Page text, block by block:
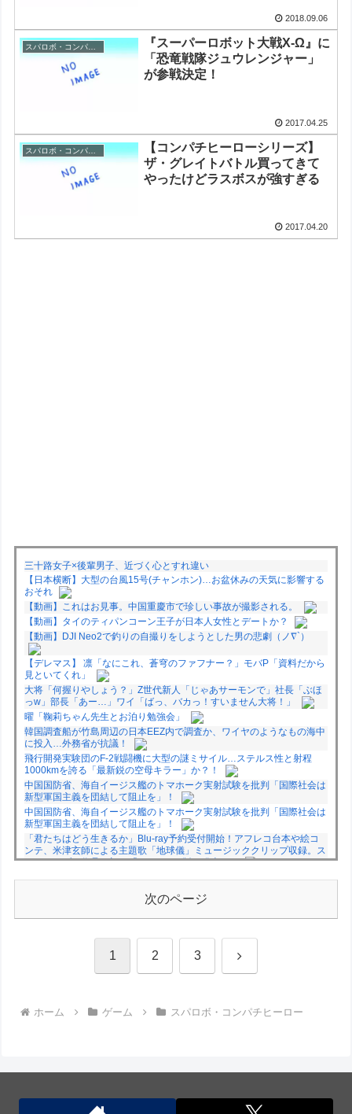
2018.09.06
スパロボ・コンパチヒーロー
『スーパーロボット大戦X-Ω』に
「恐竜戦隊ジュウレンジャー」
が参戦決定！
2017.04.25
スパロボ・コンパチヒーロー
【コンパチヒーローシリーズ】
ザ・グレイトバトル買ってきて
やったけどラスボスが強すぎる
2017.04.20
三十路女子×後輩男子、近づく心とすれ違い
【日本横断】大型の台風15号(チャンホン)…お盆休みの天気に影響する
おそれ
【動画】これはお見事。中国重慶市で珍しい事故が撮影される。
【動画】タイのティパンコーン王子が日本人女性とデートか？
【動画】DJI Neo2で釣りの自撮りをしようとした男の悲劇（ノ∇`）
【デレマス】 凛「なにこれ、蒼穹のファフナー？」モバP「資料だから
見といてくれ」
大将「何握りやしょう？」Z世代新人「じゃあサーモンで」社長「ぶほ
っw」部長「あー…」ワイ「ばっ、バカっ！すいません大将！」
曜「鞠莉ちゃん先生とお泊り勉強会」
韓国調査船が竹島周辺の日本EEZ内で調査か、ワイヤのようなもの海中
に投入…外務省が抗議！
飛行開発実験団のF-2戦闘機に大型の謎ミサイル…ステルス性と射程
1000kmを誇る「最新鋭の空母キラー」か？！
中国国防省、海自イージス艦のトマホーク実射試験を批判「国際社会は
新型軍国主義を団結して阻止を」！
中国国防省、海自イージス艦のトマホーク実射試験を批判「国際社会は
新型軍国主義を団結して阻止を」！
「君たちはどう生きるか」Blu-ray予約受付開始！アフレコ台本や絵コ
ンテ、米津玄師による主題歌「地球儀」ミュージッククリップ収録。ス
タジオジブリ作品で初の「4K UHD」版も発売！！
★【ワートリ】今月新発売!!第27巻まとめ【コメント欄まとめます】
★【ワートリ】今月第241話「遠征選抜試験㊲」第242話「遠征選抜試
験㊳」【コメント欄まとめます】【しばらく固定記事です】
Powered by livedoor 相互RSS
次のページ
1 2 3 次
ホーム ゲーム スパロボ・コンパチヒーロー